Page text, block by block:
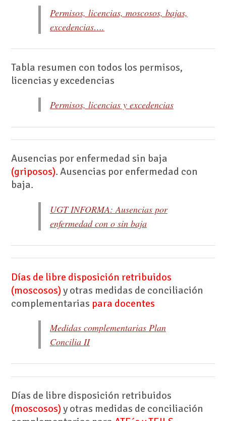
Permisos, licencias, moscosos, bajas,
excedencias….
Tabla resumen con todos los permisos,
licencias y excedencias
Permisos, licencias y excedencias
Ausencias por enfermedad sin baja
(griposos). Ausencias por enfermedad con
baja.
UGT INFORMA: Ausencias por
enfermedad con o sin baja
Días de libre disposición retribuidos
(moscosos) y otras medidas de conciliación
complementarias para docentes
Medidas complementarias Plan
Concilia II
Días de libre disposición retribuidos
(moscosos) y otras medidas de conciliación